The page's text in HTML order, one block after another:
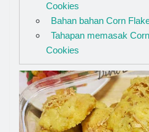
Cookies
Bahan bahan Corn
Tahapan memasak
Cookies